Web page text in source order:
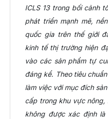
ICLS 13 trong bối cảnh
phát triển mạnh mẽ,
quốc gia trên thế giới
kinh tế thị trường hiện
vào các sản phẩm tự
đáng kể. Theo tiêu
làm việc với mục đích
cấp trong khu vực nông,
không được xác định